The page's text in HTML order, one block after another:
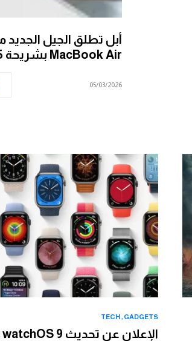
أبل تطلق الجيل الجديد
MacBook Air بشريحة M5
05/03/2026
GADGETS
TECH